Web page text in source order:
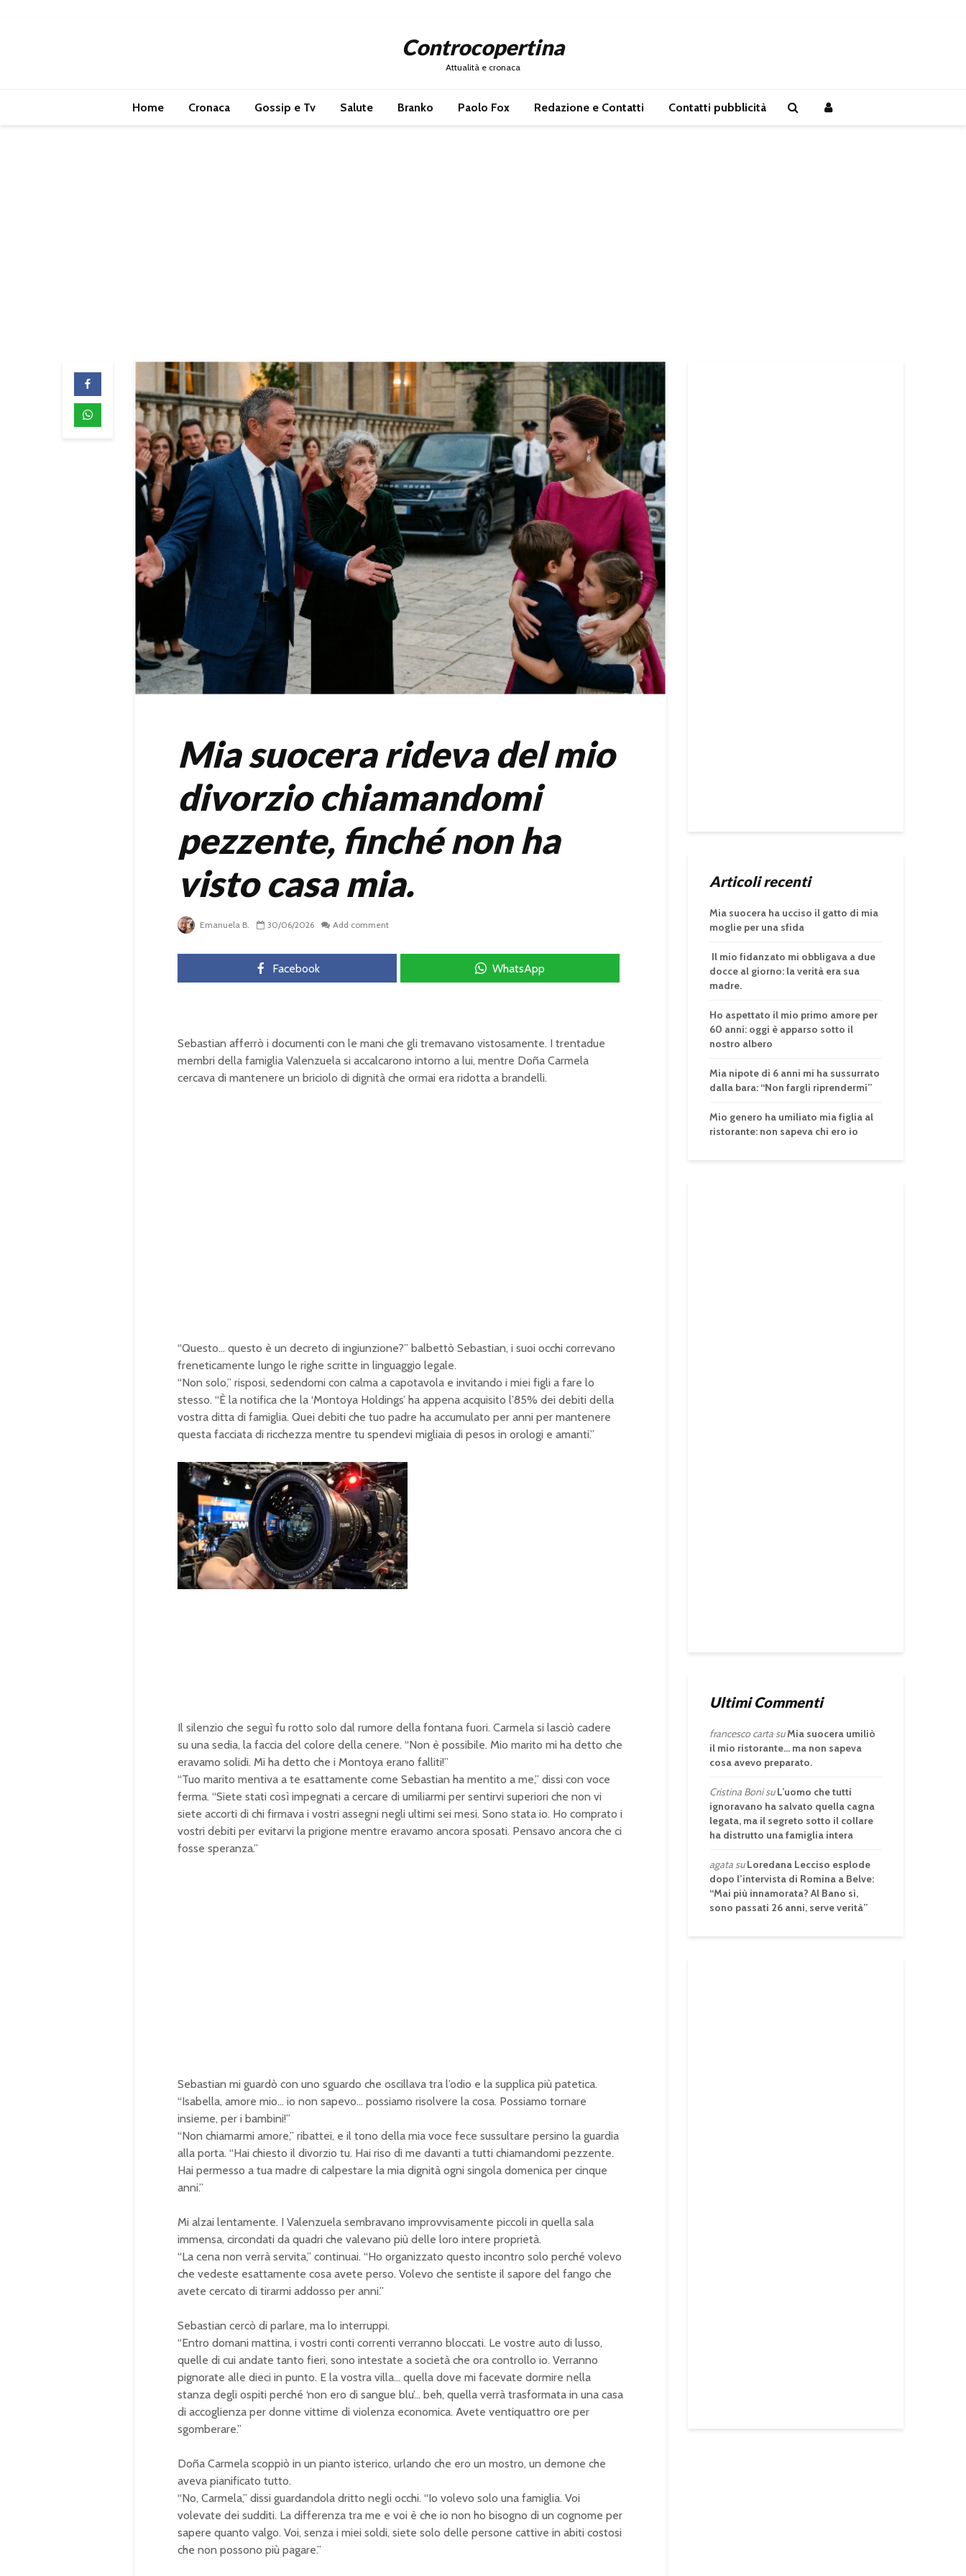
Controcopertina
Attualità e cronaca
Home Cronaca Gossip e Tv Salute Branko Paolo Fox Redazione e Contatti Contatti pubblicità
Mia suocera rideva del mio
divorzio chiamandomi
pezzente, finché non ha
visto casa mia.
Emanuela B. 30/06/2026 Add comment
Facebook WhatsApp
Sebastian afferrò i documenti con le mani che gli tremavano vistosamente. I trentadue
membri della famiglia Valenzuela si accalcarono intorno a lui, mentre Doña Carmela
cercava di mantenere un briciolo di dignità che ormai era ridotta a brandelli.
“Questo… questo è un decreto di ingiunzione?” balbettò Sebastian, i suoi occhi correvano
freneticamente lungo le righe scritte in linguaggio legale.
“Non solo,” risposi, sedendomi con calma a capotavola e invitando i miei figli a fare lo
stesso. “È la notifica che la ‘Montoya Holdings’ ha appena acquisito l’85% dei debiti della
vostra ditta di famiglia. Quei debiti che tuo padre ha accumulato per anni per mantenere
questa facciata di ricchezza mentre tu spendevi migliaia di pesos in orologi e amanti.”
n
L
o
Il silenzio che seguì fu rotto solo dal rumore della fontana fuori. Carmela si lasciò cadere
su una sedia, la faccia del colore della cenere. “Non è possibile. Mio marito mi ha detto che
eravamo solidi. Mi ha detto che i Montoya erano falliti!”
“Tuo marito mentiva a te esattamente come Sebastian ha mentito a me,” dissi con voce
ferma. “Siete stati così impegnati a cercare di umiliarmi per sentirvi superiori che non vi
siete accorti di chi firmava i vostri assegni negli ultimi sei mesi. Sono stata io. Ho comprato i
vostri debiti per evitarvi la prigione mentre eravamo ancora sposati. Pensavo ancora che ci
fosse speranza.”
Sebastian mi guardò con uno sguardo che oscillava tra l’odio e la supplica più patetica.
“Isabella, amore mio… io non sapevo… possiamo risolvere la cosa. Possiamo tornare
insieme, per i bambini!”
“Non chiamarmi amore,” ribattei, e il tono della mia voce fece sussultare persino la guardia
alla porta. “Hai chiesto il divorzio tu. Hai riso di me davanti a tutti chiamandomi pezzente.
Hai permesso a tua madre di calpestare la mia dignità ogni singola domenica per cinque
anni.”
Mi alzai lentamente. I Valenzuela sembravano improvvisamente piccoli in quella sala
immensa, circondati da quadri che valevano più delle loro intere proprietà.
“La cena non verrà servita,” continuai. “Ho organizzato questo incontro solo perché volevo
che vedeste esattamente cosa avete perso. Volevo che sentiste il sapore del fango che
avete cercato di tirarmi addosso per anni.”
Sebastian cercò di parlare, ma lo interruppi.
“Entro domani mattina, i vostri conti correnti verranno bloccati. Le vostre auto di lusso,
quelle di cui andate tanto fieri, sono intestate a società che ora controllo io. Verranno
pignorate alle dieci in punto. E la vostra villa… quella dove mi facevate dormire nella
stanza degli ospiti perché ‘non ero di sangue blu’… beh, quella verrà trasformata in una casa
di accoglienza per donne vittime di violenza economica. Avete ventiquattro ore per
sgomberare.”
Doña Carmela scoppiò in un pianto isterico, urlando che ero un mostro, un demone che
aveva pianificato tutto.
“No, Carmela,” dissi guardandola dritto negli occhi. “Io volevo solo una famiglia. Voi
volevate dei sudditi. La differenza tra me e voi è che io non ho bisogno di un cognome per
sapere quanto valgo. Voi, senza i miei soldi, siete solo delle persone cattive in abiti costosi
che non possono più pagare.”
Articoli recenti
Mia suocera ha ucciso il gatto di mia
moglie per una sfida
Il mio fidanzato mi obbligava a due
docce al giorno: la verità era sua
madre.
Ho aspettato il mio primo amore per
60 anni: oggi è apparso sotto il
nostro albero
Mia nipote di 6 anni mi ha sussurrato
dalla bara: “Non fargli riprendermi”
Mio genero ha umiliato mia figlia al
ristorante: non sapeva chi ero io
Ultimi Commenti
francesco cartasuMia suocera umiliò
il mio ristorante… ma non sapeva
cosa avevo preparato.
Cristina BonisuL’uomo che tutti
ignoravano ha salvato quella cagna
legata, ma il segreto sotto il collare
ha distrutto una famiglia intera
agatasuLoredana Lecciso esplode
dopo l’intervista di Romina a Belve:
“Mai più innamorata? Al Bano sì,
sono passati 26 anni, serve verità”